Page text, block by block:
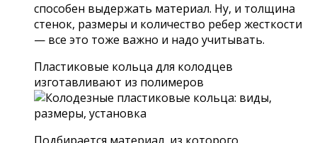
способен выдержать материал. Ну, и толщина
стенок, размеры и количество ребер жесткости
— все это тоже важно и надо учитывать.
Пластиковые кольца для колодцев
изготавливают из полимеров